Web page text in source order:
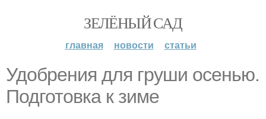
ЗЕЛЁНЫЙ САД
главная новости статьи
Удобрения для груши осенью.
Подготовка к зиме